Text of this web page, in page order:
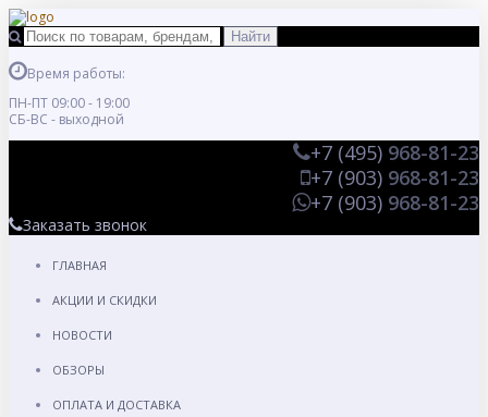
Время работы:
ПН-ПТ 09:00 - 19:00
СБ-ВС - выходной
+7 (495) 968-81-23
+7 (903) 968-81-23
+7 (903) 968-81-23
Заказать звонок
ГЛАВНАЯ
АКЦИИ И СКИДКИ
НОВОСТИ
ОБЗОРЫ
ОПЛАТА И ДОСТАВКА